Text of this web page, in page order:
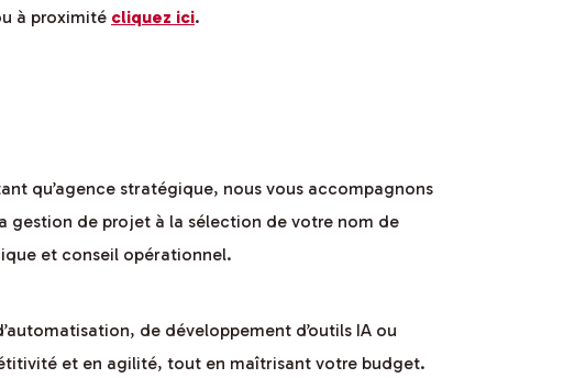
à proximité cliquez ici.
qu’agence stratégique, nous vous accompagnons
gestion de projet à la sélection de votre nom de
et conseil opérationnel.
de développement d’outils IA ou
et en agilité, tout en maîtrisant votre budget.